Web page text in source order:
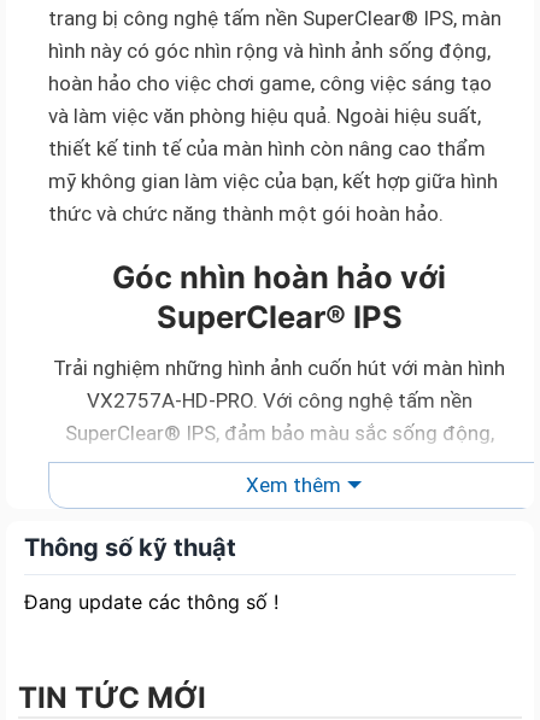
trang bị công nghệ tấm nền SuperClear® IPS, màn
hình này có góc nhìn rộng và hình ảnh sống động,
hoàn hảo cho việc chơi game, công việc sáng tạo
và làm việc văn phòng hiệu quả. Ngoài hiệu suất,
thiết kế tinh tế của màn hình còn nâng cao thẩm
mỹ không gian làm việc của bạn, kết hợp giữa hình
thức và chức năng thành một gói hoàn hảo.
Góc nhìn hoàn hảo với
SuperClear® IPS
Trải nghiệm những hình ảnh cuốn hút với màn hình
VX2757A-HD-PRO. Với công nghệ tấm nền
SuperClear® IPS, đảm bảo màu sắc sống động,
chân thực từ mọi góc nhìn. Cho dù bạn đang chìm
đắm trong trò chơi đa người chơi gay cấn hay
thưởng thức video yêu thích của bạn, màn hình này
mang lại sự sống động cho mọi chi tiết.
TỐC ĐỘ PHẢN HỒI NHANH
Với tần số quét 180Hz siêu nhanh, sản phẩm mang
đến trải nghiệm chơi game và chỉnh sửa video
Xem thêm
Thông số kỹ thuật
Đang update các thông số !
TIN TỨC MỚI